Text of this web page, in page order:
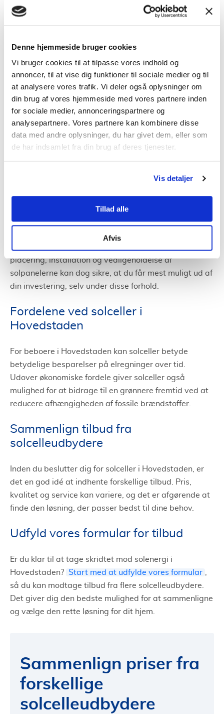
Denne hjemmeside bruger cookies
Vi bruger cookies til at tilpasse vores indhold og
annoncer, til at vise dig funktioner til sociale medier og til
at analysere vores trafik. Vi deler også oplysninger om
din brug af vores hjemmeside med vores partnere inden
for sociale medier, annonceringspartnere og
analysepartnere. Vores partnere kan kombinere disse
data med andre oplysninger, du har givet dem, eller som
de har indsamlet fra din brug af deres tjenester.
Vis detaljer
Tillad alle
Afvis
mange muligheder, herunder fornybar energi som
Forhold i Hovedstaden
Hovedstaden, der omfatter København og
omkringliggende områder, har et moderat maritimt
klima. Med en fornuftig blanding af solrige og
overskyede dage året rundt, kan sollys være en
konstant energikilde. Men det er vigtigt at anerkende
Påvirkning af solcelleydelse
I Hovedstaden kan variabler som skydække, korte
vinterdage og den skiftende vinkel af sollyset gennem
placering, installation og vedligeholdelse af
solpanelerne kan dog sikre, at du får mest muligt ud af
din investering, selv under disse forhold.
Fordelene ved solceller i
Hovedstaden
For beboere i Hovedstaden kan solceller betyde
betydelige besparelser på elregninger over tid.
Udover økonomiske fordele giver solceller også
mulighed for at bidrage til en grønnere fremtid ved at
reducere afhængigheden af fossile brændstoffer.
Sammenlign tilbud fra
solcelleudbydere
Inden du beslutter dig for solceller i Hovedstaden, er
det en god idé at indhente forskellige tilbud. Pris,
kvalitet og service kan variere, og det er afgørende at
finde den løsning, der passer bedst til dine behov.
Udfyld vores formular for tilbud
Er du klar til at tage skridtet mod solenergi i
Hovedstaden?
Start med at udfylde vores formular
så du kan modtage tilbud fra flere solcelleudbydere.
Det giver dig den bedste mulighed for at sammenligne
og vælge den rette løsning for dit hjem.
Sammenlign priser fra
forskellige
solcelleudbydere